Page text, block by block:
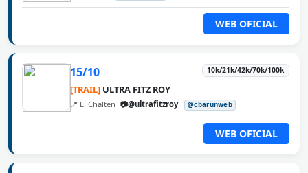
WEB OFICIAL
15/10 10k/21k/42k/70k/100k
[TRAIL] ULTRA FITZ ROY
📍 El Chalten 📷@ultrafitzroy @cbarunweb
WEB OFICIAL